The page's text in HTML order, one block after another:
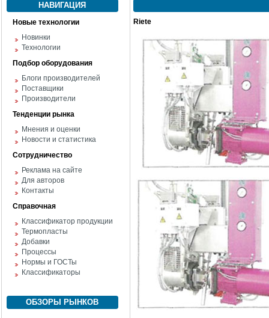
НАВИГАЦИЯ
Новые технологии
Новинки
Технологии
Подбор оборудования
Блоги производителей
Поставщики
Производители
Тенденции рынка
Мнения и оценки
Новости и статистика
Сотрудничество
Реклама на сайте
Для авторов
Контакты
Справочная
Классификатор продукции
Термопласты
Добавки
Процессы
Нормы и ГОСТы
Классификаторы
ОБЗОРЫ РЫНКОВ
Riete